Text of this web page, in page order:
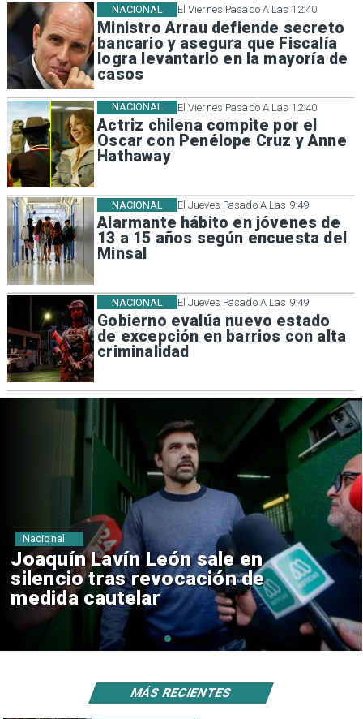
El Viernes Pasado A Las 12:40
Ministro Arrau defiende secreto
bancario y asegura que Fiscalía
logra levantarlo en la mayoría de
casos
NACIONAL
El Viernes Pasado A Las 12:40
Actriz chilena compite por el
Oscar con Penélope Cruz y Anne
Hathaway
NACIONAL
El Jueves Pasado A Las 9:49
Alarmante hábito en jóvenes de
13 a 15 años según encuesta del
Minsal
NACIONAL
El Jueves Pasado A Las 9:49
Gobierno evalúa nuevo estado
de excepción en barrios con alta
criminalidad
NACIONAL
Chile y Venezuela formalizan
reinicio de relaciones
consulares
Nacional
MÁS RECIENTES